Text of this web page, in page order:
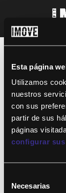
Esta página
Utilizamos
nuestros
con sus
partir de sus
páginas
configurar
Necesarias
¡Para
así